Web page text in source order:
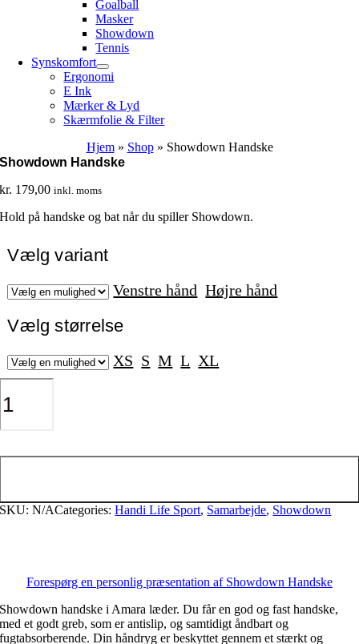
Goalball
Masker
Showdown
Tennis
Synskomfort
Ergonomi
E Ink
Mærker & Lyd
Skærmfolie & Filter
Hjem» Shop» Showdown Handske
Showdown Handske
kr. 179,00 inkl. moms
Hold på handske og bat når du spiller Showdown.
Vælg variant
Venstre hånd Højre hånd
Vælg størrelse
XS S M L XL
SKU:N/ACategories:Handi Life Sport, Samarbejde, Showdown
Forespørg en personlig præsentation af Showdown Handske
Showdown handske i Amara læder. Du får en god og fast handske,
med et godt greb, som er antislip, og samtidigt åndbart og
fugtabsorberende. Din håndryg er beskyttet gennem et stærkt og